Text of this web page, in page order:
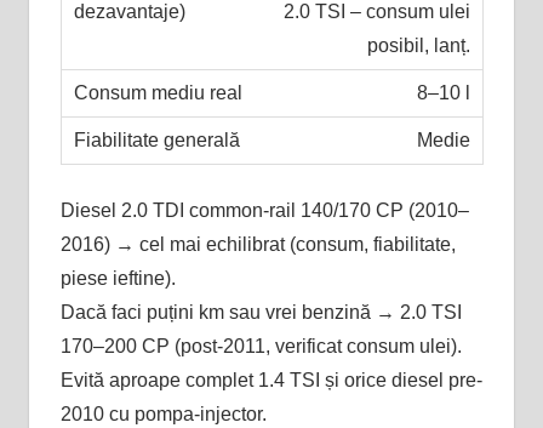
2.0 TSI – consum ulei
posibil, lanț.
8–10 l
Medie
Diesel 2.0 TDI common-rail 140/170 CP (2010–
2016) → cel mai echilibrat (consum, fiabilitate,
piese ieftine).
Dacă faci puțini km sau vrei benzină → 2.0 TSI
170–200 CP (post-2011, verificat consum ulei).
Evită aproape complet 1.4 TSI și orice diesel pre-
2010 cu pompa-injector.